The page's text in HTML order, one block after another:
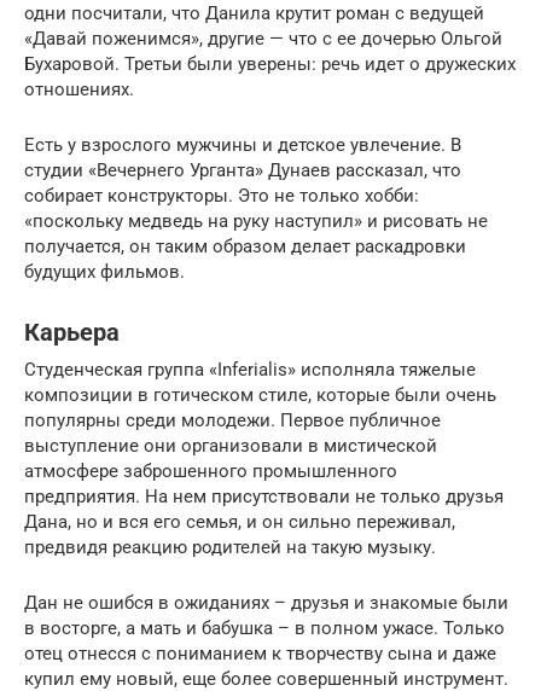
одни посчитали, что Данила крутит роман с ведущей
«Давай поженимся», другие — что с ее дочерью Ольгой
Бухаровой. Третьи были уверены: речь идет о дружеских
отношениях.
Есть у взрослого мужчины и детское увлечение. В
студии «Вечернего Урганта» Дунаев рассказал, что
собирает конструкторы. Это не только хобби:
«поскольку медведь на руку наступил» и рисовать не
получается, он таким образом делает раскадровки
будущих фильмов.
Карьера
Студенческая группа «Inferialis» исполняла тяжелые
композиции в готическом стиле, которые были очень
популярны среди молодежи. Первое публичное
выступление они организовали в мистической
атмосфере заброшенного промышленного
предприятия. На нем присутствовали не только друзья
Дана, но и вся его семья, и он сильно переживал,
предвидя реакцию родителей на такую музыку.
Дан не ошибся в ожиданиях – друзья и знакомые были
в восторге, а мать и бабушка – в полном ужасе. Только
отец отнесся с пониманием к творчеству сына и даже
купил ему новый, еще более совершенный инструмент.